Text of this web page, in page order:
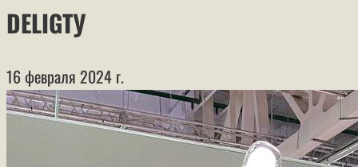
DELIGTУ
16 февраля 2024 г.